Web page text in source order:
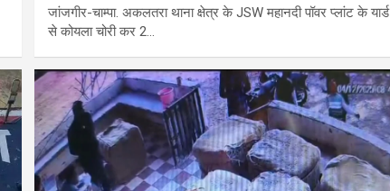
जांजगीर-चाम्पा. अकलतरा थाना क्षेत्र के JSW महानदी पॉवर प्लांट के यार्ड
से कोयला चोरी कर 2…